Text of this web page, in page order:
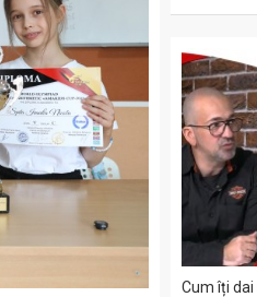
Cum îți